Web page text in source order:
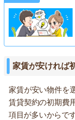
家賃が安ければ
家賃が安い物件を
賃貸契約の初期費
項目が多いからです